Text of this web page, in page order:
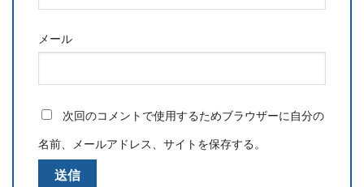
メール
次回のコメントで使用するためブラウザーに自分の
名前、メールアドレス、サイトを保存する。